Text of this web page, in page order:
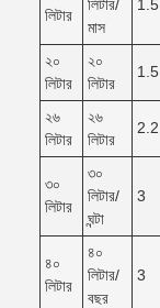
লিটার
লিটার/
মাস
1.5
২০
লিটার
২০
লিটার
1.5
২৬
লিটার
২৬
লিটার
2.2
৩০
লিটার
৩০
লিটার/
ঘন্টা
3
৪০
লিটার
৪০
লিটার/
বছর
3